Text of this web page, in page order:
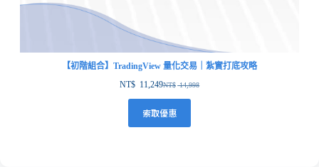
【初階組合】TradingView 量化交易｜紮實打底攻略
NT$ 14,998
NT$ 11,249
索取優惠